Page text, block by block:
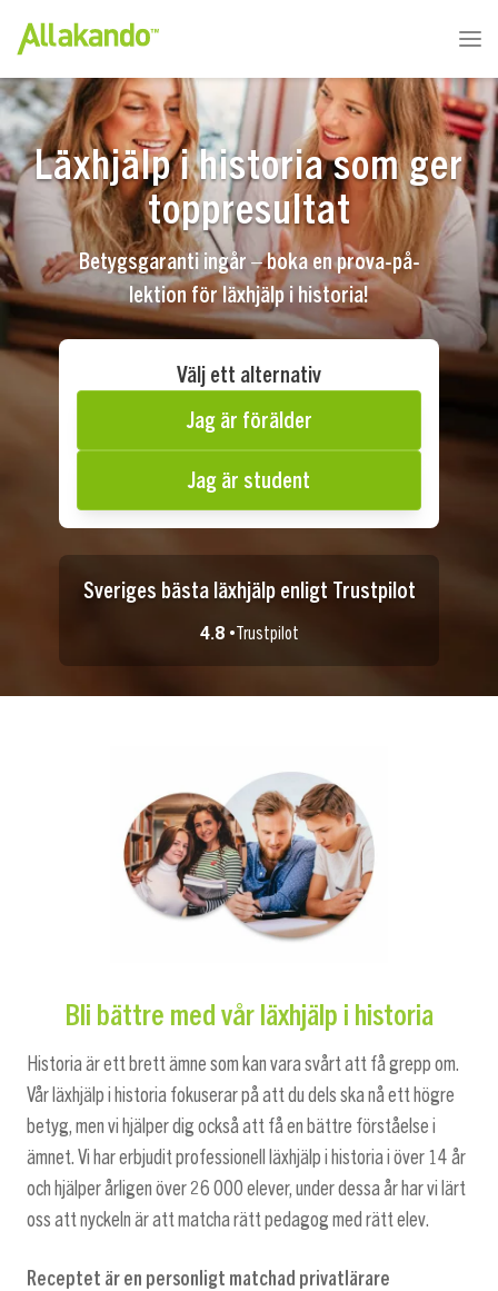
Läxhjälp i historia som ger
toppresultat
Betygsgaranti ingår – boka en prova-på-
lektion för läxhjälp i historia!
Välj ett alternativ
Jag är förälder
Jag är student
Sveriges bästa läxhjälp enligt Trustpilot
4.8 •Trustpilot
Bli bättre med vår läxhjälp i historia
Historia är ett brett ämne som kan vara svårt att få grepp om.
Vår läxhjälp i historia fokuserar på att du dels ska nå ett högre
betyg, men vi hjälper dig också att få en bättre förståelse i
ämnet. Vi har erbjudit professionell läxhjälp i historia i över 14 år
och hjälper årligen över 26 000 elever, under dessa år har vi lärt
oss att nyckeln är att matcha rätt pedagog med rätt elev.
Receptet är en personligt matchad privatlärare